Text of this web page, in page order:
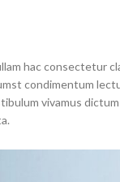
hac consectetur
condimentum
vivamus